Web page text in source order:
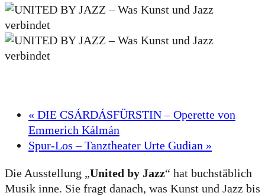
« DIE CSÁRDÁSFÜRSTIN – Operette von
Emmerich Kálmán
Spur-Los – Tanztheater Urte Gudian »
Die Ausstellung „United by Jazz“ hat buchstäblich
Musik inne. Sie fragt danach, was Kunst und Jazz bis